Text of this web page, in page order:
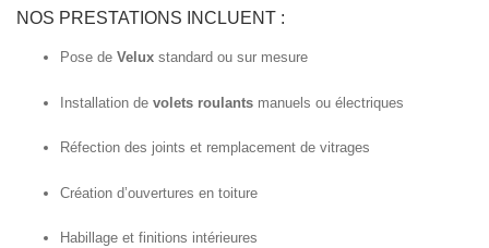
NOS PRESTATIONS INCLUENT :
Pose de Velux standard ou sur mesure
Installation de volets roulants manuels ou électriques
Réfection des joints et remplacement de vitrages
Création d’ouvertures en toiture
Habillage et finitions intérieures